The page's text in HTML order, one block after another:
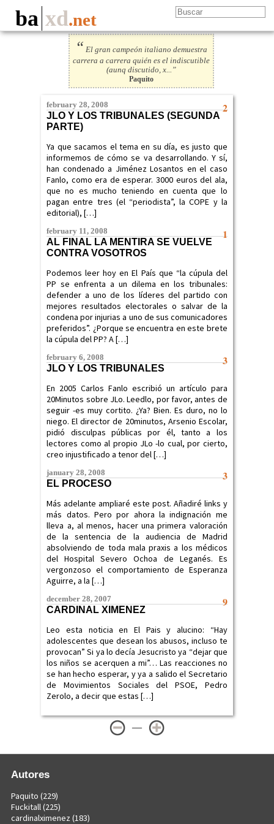
ba xd.net
“ El gran campeón italiano demuestra
carrera a carrera quién es el indiscutible
(aunq discutido, x...”
Paquito
2
february 28, 2008
JLO Y LOS TRIBUNALES (SEGUNDA
PARTE)
Ya que sacamos el tema en su día, es justo que
informemos de cómo se va desarrollando. Y sí,
han condenado a Jiménez Losantos en el caso
Fanlo, como era de esperar. 3000 euros del ala,
que no es mucho teniendo en cuenta que lo
pagan entre tres (el “periodista”, la COPE y la
editorial), […]
1
february 11, 2008
AL FINAL LA MENTIRA SE VUELVE
CONTRA VOSOTROS
Podemos leer hoy en El País que “la cúpula del
PP se enfrenta a un dilema en los tribunales:
defender a uno de los líderes del partido con
mejores resultados electorales o salvar de la
condena por injurias a uno de sus comunicadores
preferidos”. ¿Porque se encuentra en este brete
la cúpula del PP? A […]
3
february 6, 2008
JLO Y LOS TRIBUNALES
En 2005 Carlos Fanlo escribió un artículo para
20Minutos sobre JLo. Leedlo, por favor, antes de
seguir -es muy cortito. ¿Ya? Bien. Es duro, no lo
niego. El director de 20minutos, Arsenio Escolar,
pidió disculpas públicas por él, tanto a los
lectores como al propio JLo -lo cual, por cierto,
creo injustificado a tenor del […]
3
january 28, 2008
EL PROCESO
Más adelante ampliaré este post. Añadiré links y
más datos. Pero por ahora la indignación me
lleva a, al menos, hacer una primera valoración
de la sentencia de la audiencia de Madrid
absolviendo de toda mala praxis a los médicos
del Hospital Severo Ochoa de Leganés. Es
vergonzoso el comportamiento de Esperanza
Aguirre, a la […]
9
december 28, 2007
CARDINAL XIMENEZ
Leo esta noticia en El Pais y alucino: “Hay
adolescentes que desean los abusos, incluso te
provocan” Si ya lo decía Jesucristo ya “dejar que
los niños se acerquen a mi”… Las reacciones no
se han hecho esperar, y ya a salido el Secretario
de Movimientos Sociales del PSOE, Pedro
Zerolo, a decir que estas […]
—
Autores
Paquito (229)
Fuckitall(225)
cardinalximenez (183)